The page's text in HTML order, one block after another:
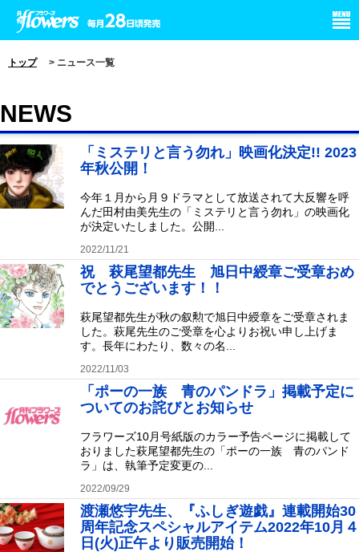
トップ> ニュース一覧
NEWS
「ミステリと言う勿れ」映画化決定!! 2023
年秋公開！
今年１月から月９ドラマとして放送されて大反響を呼
んだ田村由美先生の「ミステリと言う勿れ」の映画化
が決定いたしました。公開...
2022/11/21
祝 萩尾望都先生 旭日中綬章ご受章おめ
でとうございます！！
萩尾望都先生が秋の叙勲で旭日中綬章をご受章されま
した。萩尾先生のご受章を心よりお祝い申し上げま
す。長年にわたり、数々の名...
2022/11/03
「ポーの一族 青のパンドラ」掲載予定に
ついてのお詫びとお知らせ
フラワーズ10月号紙版のカラー予告ページに掲載して
おりました萩尾望都先生の「ポーの一族 青のパンド
ラ」は、執筆予定変更の...
2022/09/29
渡瀬悠宇先生、『ふしぎ遊戯』連載開始30
周年記念スペシャルアイテム2022年10月４
日(火)正午より販売開始！